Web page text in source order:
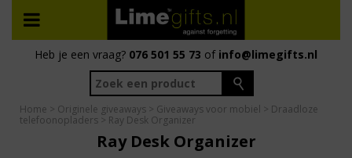
Heb je een vraag? 076 501 55 73 of info@limegifts.nl
Home > Originele giveaways > Giveaways voor mobiel > Draadloze
telefoonopladers > Ray Desk Organizer
Ray Desk Organizer